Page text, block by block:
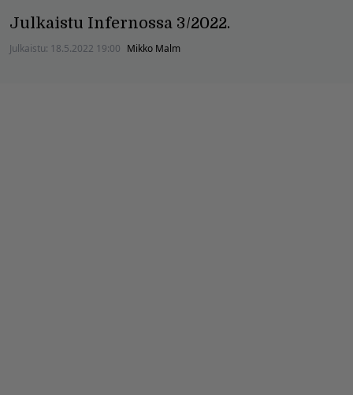
Julkaistu Infernossa 3/2022.
Julkaistu: 18.5.2022 19:00 Mikko Malm